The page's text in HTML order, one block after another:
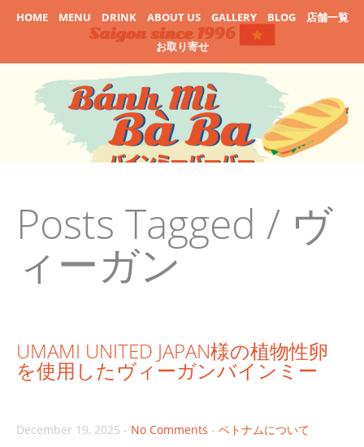
HOME MENU DRINK ABOUT US GALLERY BLOG
店舗一覧
お取り寄せ
Posts Tagged / ヴ
ィーガン
UMAMI UNITED JAPAN様の植物性卵
を使用したヴィーガンバインミー
December 19, 2025 - No Comments - ベトナムについて